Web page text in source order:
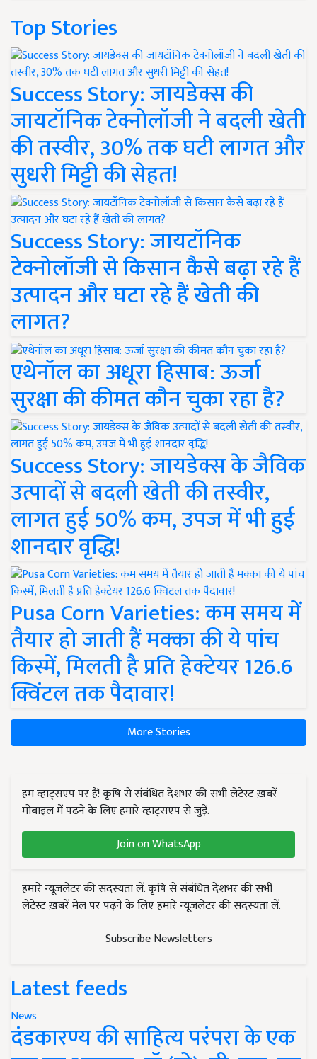
Top Stories
Success Story: जायडेक्स की
जायटॉनिक टेक्नोलॉजी ने बदली खेती
की तस्वीर, 30% तक घटी लागत और
सुधरी मिट्टी की सेहत!
Success Story: जायटॉनिक
टेक्नोलॉजी से किसान कैसे बढ़ा रहे हैं
उत्पादन और घटा रहे हैं खेती की
लागत?
एथेनॉल का अधूरा हिसाब: ऊर्जा
सुरक्षा की कीमत कौन चुका रहा है?
Success Story: जायडेक्स के जैविक
उत्पादों से बदली खेती की तस्वीर,
लागत हुई 50% कम, उपज में भी हुई
शानदार वृद्धि!
Pusa Corn Varieties: कम समय में
तैयार हो जाती हैं मक्का की ये पांच
किस्में, मिलती है प्रति हेक्टेयर 126.6
क्विंटल तक पैदावार!
More Stories
हम व्हाट्सएप पर हैं! कृषि से संबंधित देशभर की सभी लेटेस्ट ख़बरें
मोबाइल में पढ़ने के लिए हमारे व्हाट्सएप से जुड़ें.
Join on WhatsApp
हमारे न्यूज़लेटर की सदस्यता लें. कृषि से संबंधित देशभर की सभी
लेटेस्ट ख़बरें मेल पर पढ़ने के लिए हमारे न्यूज़लेटर की सदस्यता लें.
Subscribe Newsletters
Latest feeds
News
दंडकारण्य की साहित्य परंपरा के एक